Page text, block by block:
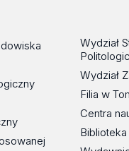
Wydział
Wydział
Filia w
Centra
Biblioteka